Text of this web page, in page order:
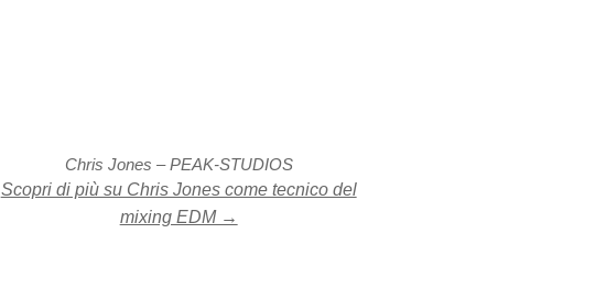
Chris Jones – PEAK-STUDIOS
Scopri di più su Chris Jones come tecnico del
mixing EDM →